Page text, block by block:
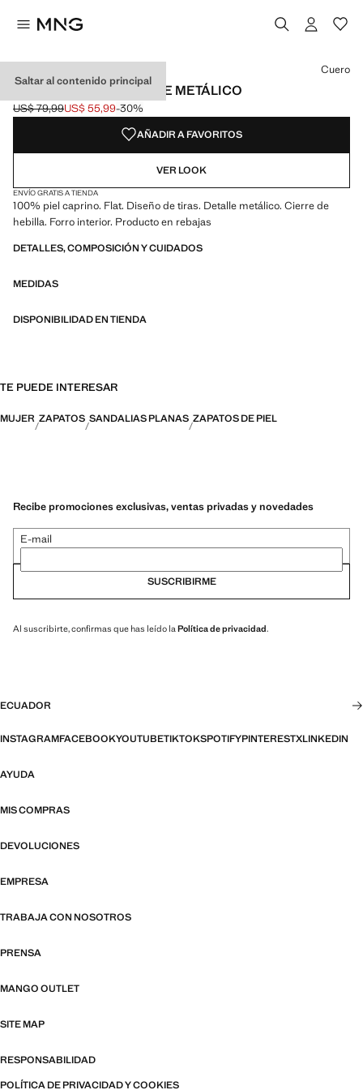
Saltar al contenido principal
SANDALIA PIEL DETALLE METÁLICO
Precio inicial tachado [US$ 79,99 ]
US$ 79,99
Precio actual [US$ 55,99 ]
US$ 55,99-30%
Selecciona un color
Color Negro
Color Cuero seleccionado
Cuero
AÑADIR A FAVORITOS
VER LOOK
ENVÍO GRATIS A TIENDA
100% piel caprino. Flat. Diseño de tiras. Detalle metálico. Cierre de
hebilla. Forro interior. Producto en rebajas
DETALLES, COMPOSICIÓN Y CUIDADOS
MEDIDAS
DISPONIBILIDAD EN TIENDA
TE PUEDE INTERESAR
MUJER ZAPATOS SANDALIAS PLANAS ZAPATOS DE PIEL
Recibe promociones exclusivas, ventas privadas y novedades
E-mail
SUSCRIBIRME
Al suscribirte, confirmas que has leído la Política de privacidad.
ECUADOR
INSTAGRAMFACEBOOKYOUTUBETIKTOKSPOTIFYPINTERESTXLINKEDIN
AYUDA
MIS COMPRAS
DEVOLUCIONES
EMPRESA
TRABAJA CON NOSOTROS
PRENSA
MANGO OUTLET
SITE MAP
RESPONSABILIDAD
POLÍTICA DE PRIVACIDAD Y COOKIES